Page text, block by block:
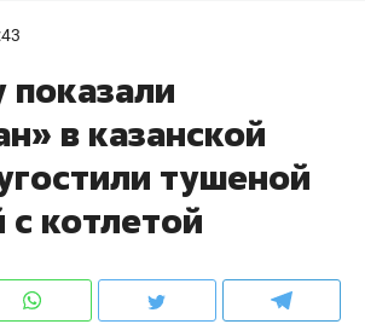
в казанской
тушеной
с котлетой